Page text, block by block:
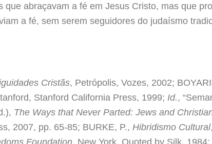
abraçavam a fé em Jesus Cristo, mas que
a fé, sem serem seguidores do judaísmo
Cristãs, Petrópolis, Vozes, 2002;
Stanford California Press, 1999; Id.,
The Ways that Never Parted: Jews and
2007, pp. 65-85; BURKE, P., Hibridismo Cultural
Foundation, New York, Quoted by Silk,